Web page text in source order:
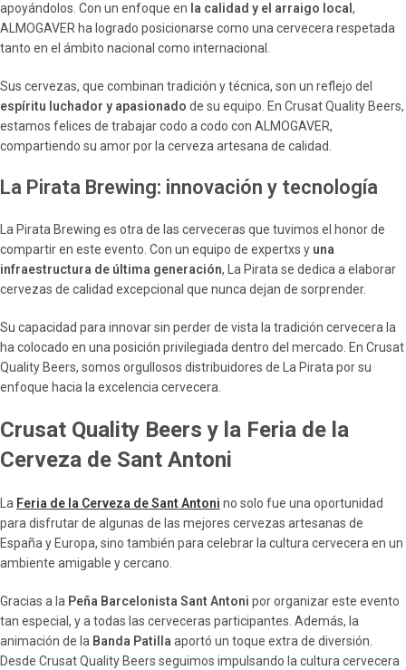
apoyándolos. Con un enfoque en la calidad y el arraigo local ,
ALMOGAVER ha logrado posicionarse como una cervecera respetada
tanto en el ámbito nacional como internacional.
Sus cervezas, que combinan tradición y técnica, son un reflejo del
espíritu luchador y apasionado de su equipo. En Crusat Quality Beers,
estamos felices de trabajar codo a codo con ALMOGAVER,
compartiendo su amor por la cerveza artesana de calidad.
La Pirata Brewing: innovación y tecnología
La Pirata Brewing es otra de las cerveceras que tuvimos el honor de
compartir en este evento. Con un equipo de expertxs y una
infraestructura de última generación, La Pirata se dedica a elaborar
cervezas de calidad excepcional que nunca dejan de sorprender.
Su capacidad para innovar sin perder de vista la tradición cervecera la
ha colocado en una posición privilegiada dentro del mercado. En Crusat
Quality Beers, somos orgullosos distribuidores de La Pirata por su
enfoque hacia la excelencia cervecera.
Crusat Quality Beers y la Feria de la
Cerveza de Sant Antoni
La Feria de la Cerveza de Sant Antoni no solo fue una oportunidad
para disfrutar de algunas de las mejores cervezas artesanas de
España y Europa, sino también para celebrar la cultura cervecera en un
ambiente amigable y cercano.
Gracias a la Peña Barcelonista Sant Antoni por organizar este evento
tan especial, y a todas las cerveceras participantes. Además, la
animación de la Banda Patillaaportó un toque extra de diversión.
Desde Crusat Quality Beers seguimos impulsando la cultura cervecera